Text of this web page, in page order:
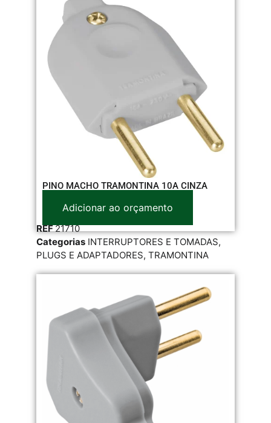
PINO MACHO TRAMONTINA 10A CINZA
Adicionar ao orçamento
REF21710
Categorias INTERRUPTORES E TOMADAS,
PLUGS E ADAPTADORES, TRAMONTINA